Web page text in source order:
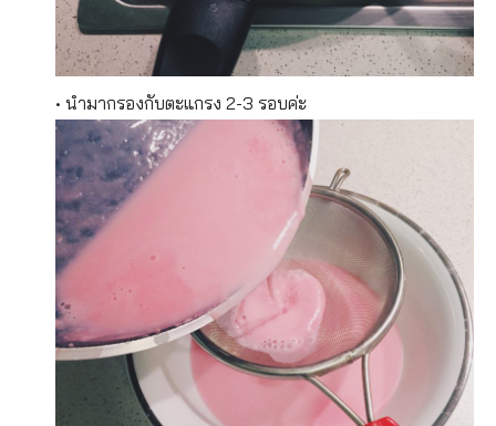
• นำมากรองกับตะแกรง 2-3 รอบค่ะ